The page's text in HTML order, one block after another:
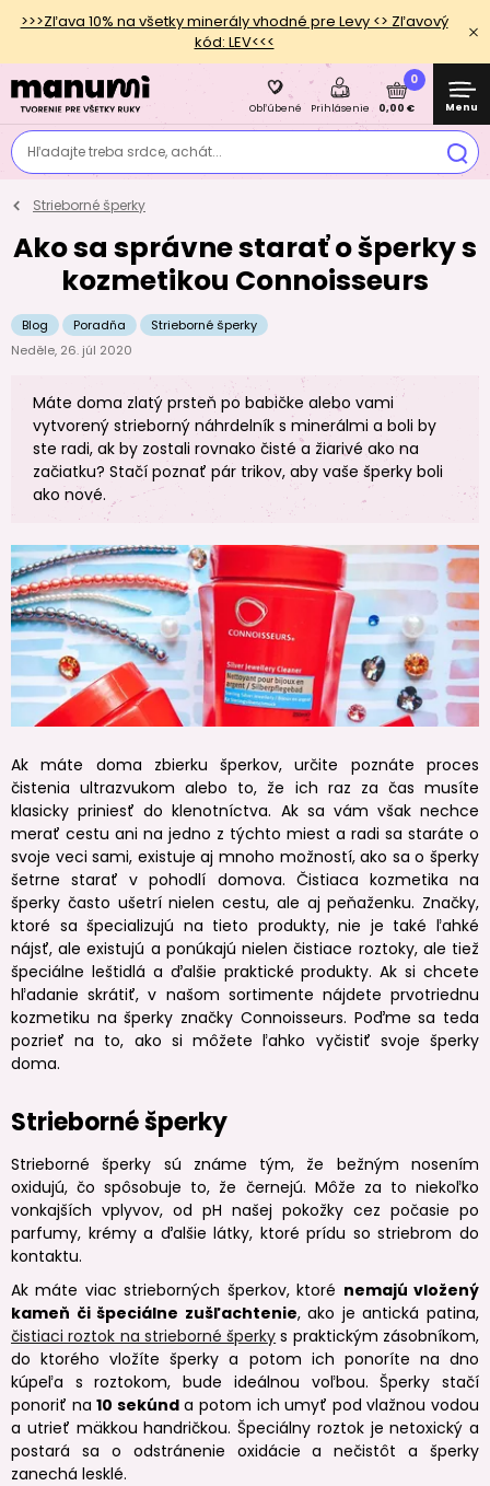
>>>Zľava 10% na všetky minerály vhodné pre Levy <> Zľavový
kód: LEV<<<
Hľadajte treba srdce, achát...
Obľúbené Prihlásenie
0
0,00 € Menu
Strieborné šperky
Ako sa správne starať o šperky s
kozmetikou Connoisseurs
Blog Poradňa
Strieborné šperky
Neděle, 26. júl 2020
Máte doma zlatý prsteň po babičke alebo vami
vytvorený strieborný náhrdelník s minerálmi a boli by
ste radi, ak by zostali rovnako čisté a žiarivé ako na
začiatku? Stačí poznať pár trikov, aby vaše šperky boli
ako nové.
Ak máte doma zbierku šperkov, určite poznáte proces
čistenia ultrazvukom alebo to, že ich raz za čas musíte
klasicky priniesť do klenotníctva. Ak sa vám však nechce
merať cestu ani na jedno z týchto miest a radi sa staráte o
svoje veci sami, existuje aj mnoho možností, ako sa o šperky
šetrne starať v pohodlí domova. Čistiaca kozmetika na
šperky často ušetrí nielen cestu, ale aj peňaženku. Značky,
ktoré sa špecializujú na tieto produkty, nie je také ľahké
nájsť, ale existujú a ponúkajú nielen čistiace roztoky, ale tiež
špeciálne leštidlá a ďalšie praktické produkty. Ak si chcete
hľadanie skrátiť, v našom sortimente nájdete prvotriednu
kozmetiku na šperky značky Connoisseurs. Poďme sa teda
pozrieť na to, ako si môžete ľahko vyčistiť svoje šperky
doma.
Strieborné šperky
Strieborné šperky sú známe tým, že bežným nosením
oxidujú, čo spôsobuje to, že černejú. Môže za to niekoľko
vonkajších vplyvov, od pH našej pokožky cez počasie po
parfumy, krémy a ďalšie látky, ktoré prídu so striebrom do
kontaktu.
Ak máte viac strieborných šperkov, ktoré nemajú vložený
kameň či špeciálne zušľachtenie, ako je antická patina,
čistiaci roztok na strieborné šperky s praktickým zásobníkom,
do ktorého vložíte šperky a potom ich ponoríte na dno
kúpeľa s roztokom, bude ideálnou voľbou. Šperky stačí
ponoriť na10 sekúnda potom ich umyť pod vlažnou vodou
a utrieť mäkkou handričkou. Špeciálny roztok je netoxický a
postará sa o odstránenie oxidácie a nečistôt a šperky
zanechá lesklé.